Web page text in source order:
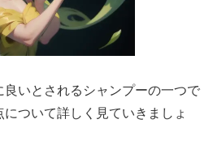
いとされるシャンプーの一つで
ついて詳しく見ていきましょ